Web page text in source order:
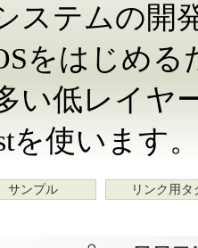
ステムの開
をはじめ
い低レイヤ
を使います
サンプル リンク用タ